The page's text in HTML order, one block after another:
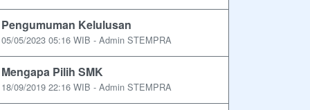
Pengumuman Kelulusan
05/05/2023 05:16 WIB - Admin STEMPRA
Mengapa Pilih SMK
18/09/2019 22:16 WIB - Admin STEMPRA